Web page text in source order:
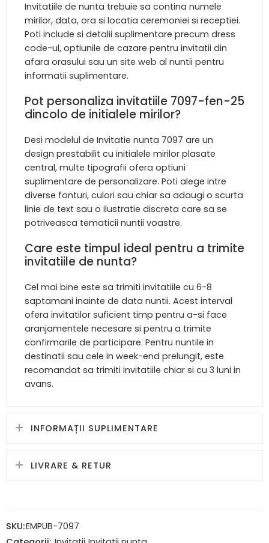
Invitatiile de nunta trebuie sa contina numele
mirilor, data, ora si locatia ceremoniei si receptiei.
Poti include si detalii suplimentare precum dress
code-ul, optiunile de cazare pentru invitatii din
afara orasului sau un site web al nuntii pentru
informatii suplimentare.
Pot personaliza invitatiile 7097-fen-25
dincolo de initialele mirilor?
Desi modelul de Invitatie nunta 7097 are un
design prestabilit cu initialele mirilor plasate
central, multe tipografii ofera optiuni
suplimentare de personalizare. Poti alege intre
diverse fonturi, culori sau chiar sa adaugi o scurta
linie de text sau o ilustratie discreta care sa se
potriveasca tematicii nuntii voastre.
Care este timpul ideal pentru a trimite
invitatiile de nunta?
Cel mai bine este sa trimiti invitatiile cu 6-8
saptamani inainte de data nuntii. Acest interval
ofera invitatilor suficient timp pentru a-si face
aranjamentele necesare si pentru a trimite
confirmarile de participare. Pentru nuntile in
destinatii sau cele in week-end prelungit, este
recomandat sa trimiti invitatiile chiar si cu 3 luni in
avans.
INFORMAȚII SUPLIMENTARE
LIVRARE & RETUR
SKU:EMPUB-7097